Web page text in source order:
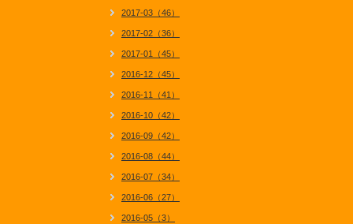
2017-03（46）
2017-02（36）
2017-01（45）
2016-12（45）
2016-11（41）
2016-10（42）
2016-09（42）
2016-08（44）
2016-07（34）
2016-06（27）
2016-05（3）